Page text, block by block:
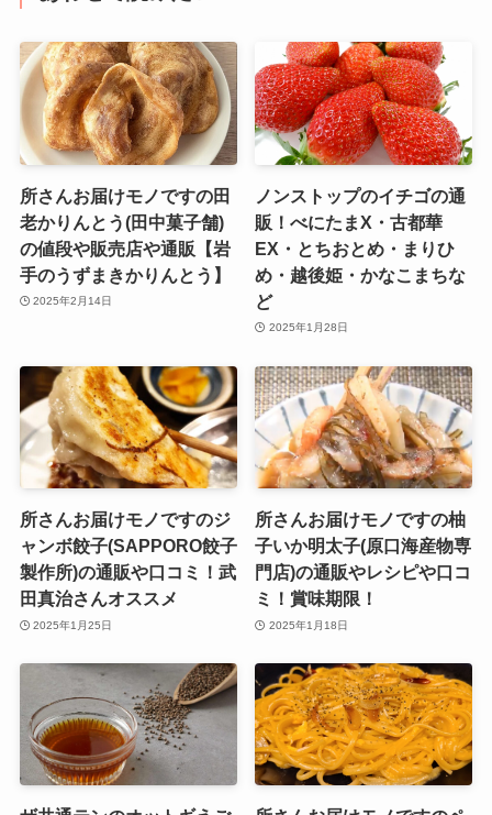
所さんお届けモノですの田
老かりんとう(田中菓子舗)
の値段や販売店や通販【岩
手のうずまきかりんとう】
2025年2月14日
ノンストップのイチゴの通
販！べにたまX・古都華
EX・とちおとめ・まりひ
め・越後姫・かなこまちな
ど
2025年1月28日
所さんお届けモノですのジ
ャンボ餃子(SAPPORO餃子
製作所)の通販や口コミ！武
田真治さんオススメ
2025年1月25日
所さんお届けモノですの柚
子いか明太子(原口海産物専
門店)の通販やレシピや口コ
ミ！賞味期限！
2025年1月18日